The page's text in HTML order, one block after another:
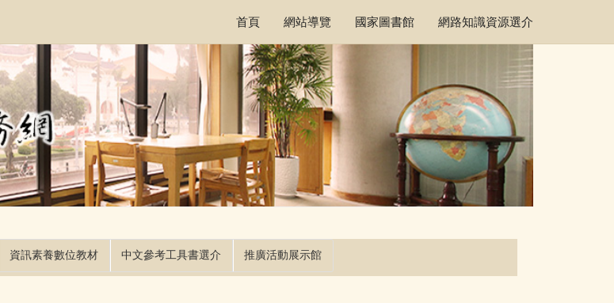
首頁
網站導覽 國家圖書館 網路知識資源選介
資訊素養數位教材 中文參考工具書選介 推廣活動展示館